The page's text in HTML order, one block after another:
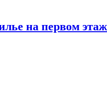
на первом